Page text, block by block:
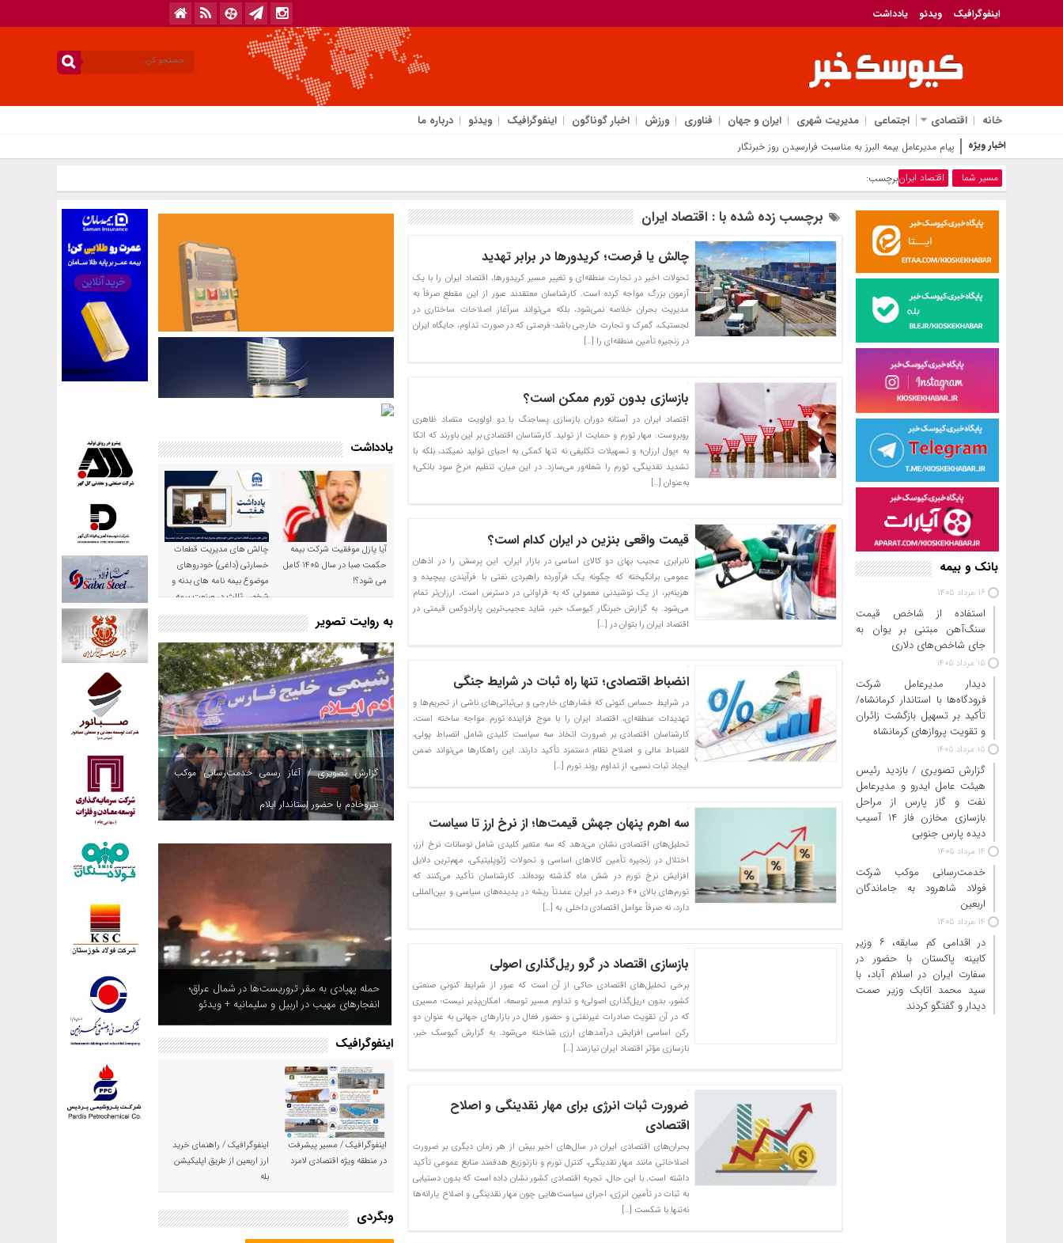
اینفوگرافیک ویدئو یادداشت
خانه اقتصادی اجتماعی مدیریت شهری ایران و جهان فناوری ورزش اخبار گوناگون اینفوگرافیک ویدئو درباره ما
اخبار ویژه بانک مرکزی، استفادۀ واردکنندگا
مسیر شما برچسب:اقتصاد ایران
بانک و بیمه
16 مرداد 1405
استفاده از شاخص قیمت
سنگ‌آهن مبتنی بر یوان به
جای شاخص‌های دلاری
15 مرداد 1405
دیدار مدیرعامل شرکت
فرودگاه‌ها با استاندار کرمانشاه/
تأکید بر تسهیل بازگشت زائران
و تقویت پروازهای کرمانشاه
15 مرداد 1405
گزارش تصویری / بازدید رئیس
هیئت عامل ایدرو و مدیرعامل
نفت و گاز پارس از مراحل
بازسازی مخازن فاز ۱۴ آسیب
دیده پارس جنوبی
14 مرداد 1405
خدمت‌رسانی موکب شرکت
فولاد شاهرود به جاماندگان
اربعین
14 مرداد 1405
در اقدامی کم سابقه، ۶ وزیر
کابینه پاکستان با حضور در
سفارت ایران در اسلام آباد، با
سید محمد اتابک وزیر صمت
دیدار و گفتگو کردند
برچسب زده شده با : اقتصاد ایران
چالش یا فرصت؛ کریدورها در برابر تهدید
تحولات اخیر در تجارت منطقه‌ای و تغییر مسیر کریدورها، اقتصاد ایران را با یک
آزمون بزرگ مواجه کرده است. کارشناسان معتقدند عبور از این مقطع صرفاً به
مدیریت بحران خلاصه نمی‌شود، بلکه می‌تواند سرآغاز اصلاحات ساختاری در
لجستیک، گمرک و تجارت خارجی باشد؛ فرصتی که در صورت تداوم، جایگاه ایران
در زنجیره تأمین منطقه‌ای را […]
بازسازی بدون تورم ممکن است؟
اقتصاد ایران در آستانه دوران بازسازی پساجنگ با دو اولویت متضاد ظاهری
روبروست: مهار تورم و حمایت از تولید. کارشناسان اقتصادی بر این باورند که اتکا
به «پول ارزان» و تسهیلات تکلیفی نه تنها کمکی به احیای تولید نمیکند، بلکه با
تشدید نقدینگی، تورم را شعله‌ور می‌سازد. در این میان، تنظیم «نرخ سود بانکی»
به‌عنوان […]
قیمت واقعی بنزین در ایران کدام است؟
نابرابری عجیب بهای دو کالای اساسی در بازار ایران، این پرسش را در اذهان
عمومی برانگیخته که چگونه یک فرآورده راهبردی نفتی با فرآیندی پیچیده و
هزینه‌بر، از یک نوشیدنی معمولی که به فراوانی در دسترس است، ارزان‌تر تمام
می‌شود. به گزارش خبرنگار کیوسک خبر، شاید عجیب‌ترین پارادوکس قیمتی در
اقتصاد ایران را بتوان در […]
انضباط اقتصادی؛ تنها راه ثبات در شرایط جنگی
در شرایط حساس کنونی که فشارهای خارجی و بی‌ثباتی‌های ناشی از تحریم‌ها و
تهدیدات منطقه‌ای، اقتصاد ایران را با موج فزاینده تورم مواجه ساخته است،
کارشناسان اقتصادی بر ضرورت اتخاذ سه سیاست کلیدی شامل انضباط پولی،
انضباط مالی و اصلاح نظام دستمزد تأکید دارند. این راهکارها می‌تواند ضمن
ایجاد ثبات نسبی، از تداوم روند تورم […]
سه اهرم پنهان جهش قیمت‌ها؛ از نرخ ارز تا سیاست
تحلیل‌های اقتصادی نشان می‌دهد که سه متغیر کلیدی شامل نوسانات نرخ ارز،
اختلال در زنجیره تأمین کالاهای اساسی و تحولات ژئوپلیتیکی، مهم‌ترین دلایل
افزایش نرخ تورم در شش ماه گذشته بوده‌اند. کارشناسان تأکید می‌کنند که
تورم‌های بالای ۴۰ درصد در ایران عمدتاً ریشه در پدیده‌های سیاسی و بین‌المللی
دارد، نه صرفاً عوامل اقتصادی داخلی. به […]
بازسازی اقتصاد در گرو ریل‌گذاری اصولی
برخی تحلیل‌های اقتصادی حاکی از آن است که عبور از شرایط کنونی صنعتی
کشور، بدون «ریل‌گذاری اصولی» و تداوم مسیر توسعه، امکان‌پذیر نیست؛ مسیری
که در آن تقویت صادرات غیرنفتی و حضور فعال در بازارهای جهانی به عنوان دو
رکن اساسی افزایش درآمدهای ارزی شناخته می‌شود. به گزارش کیوسک خبر،
بازسازی مؤثر اقتصاد ایران نیازمند […]
ضرورت ثبات انرژی برای مهار نقدینگی و اصلاح
اقتصادی
بحران‌های اقتصادی ایران در سال‌های اخیر بیش از هر زمان دیگری بر ضرورت
اصلاحاتی مانند مهار نقدینگی، کنترل تورم و بازتوزیع هدفمند منابع عمومی تأکید
داشته است. با این حال، تجربه اقتصادی کشور نشان داده است که بدون دستیابی
به ثبات در تأمین انرژی، اجرای سیاست‌هایی چون مهار نقدینگی و اصلاح یارانه‌ها
نه‌تنها با شکست […]
یادداشت
آیا پازل موفقیت شرکت بیمه
حکمت صبا در سال ۱۴۰۵ کامل
می شود؟!
چالش های مدیریت قطعات
خسارتی (داغی) خودروهای
موضوع بیمه نامه های بدنه و
شخص ثالث در صنعت بیمه
به روایت تصویر
گزارش تصویری / آغاز رسمی خدمت‌رسانی موکب
پتروخادم با حضور استاندار ایلام
حمله پهپادی به مقر تروریست‌ها در شمال عراق؛
انفجارهای مهیب در اربیل و سلیمانیه + ویدئو
اینفوگرافیک
اینفوگرافیک / مسیر پیشرفت
در منطقه ویژه اقتصادی لامرد
اینفوگرافیک / راهنمای خرید
ارز اربعین از طریق اپلیکیشن
بله
وبگردی